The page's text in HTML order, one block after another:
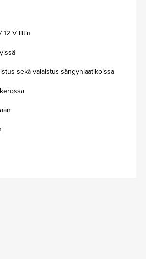
12 V liitin
sekä valaistus sängynlaatikoissa